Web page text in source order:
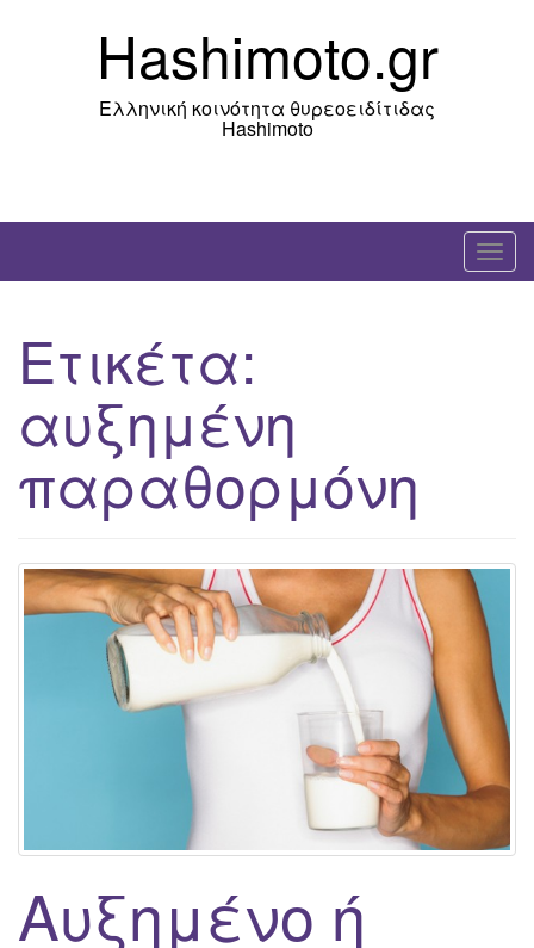
Hashimoto.gr
Ελληνική κοινότητα θυρεοειδίτιδας
Hashimoto
T
o
i
o
n
Ετικέτα:
αυξημένη
παραθορμόνη
Αυξημένο ή